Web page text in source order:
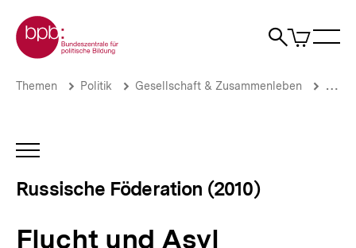
zum
Seiteninhalt
springen
Zur Startseite der bpb
Suche
Artikel
im
Flucht
Russische
Föderation
Brotkrümelnavigation
Pfadnavigation
Themen Politik Gesellschaft & Zusammenleben
INHALTSNAVIGATION
Russische Föderation (2010)
Flucht und Asyl